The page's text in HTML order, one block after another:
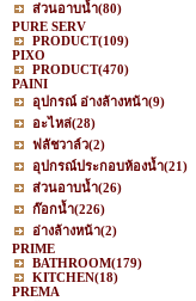
ส่วนอาบน้ำ(80)
PURE SERV
PRODUCT(109)
PIXO
PRODUCT(470)
PAINI
อุปกรณ์ อ่างล้างหน้า(9)
อะไหล่(28)
ฟลัชวาล์ว(2)
อุปกรณ์ประกอบห้องน้ำ(21)
ส่วนอาบน้ำ(26)
ก๊อกน้ำ(226)
อ่างล้างหน้า(2)
PRIME
BATHROOM(179)
KITCHEN(18)
PREMA